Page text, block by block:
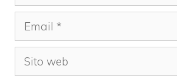
Email
Sito
web